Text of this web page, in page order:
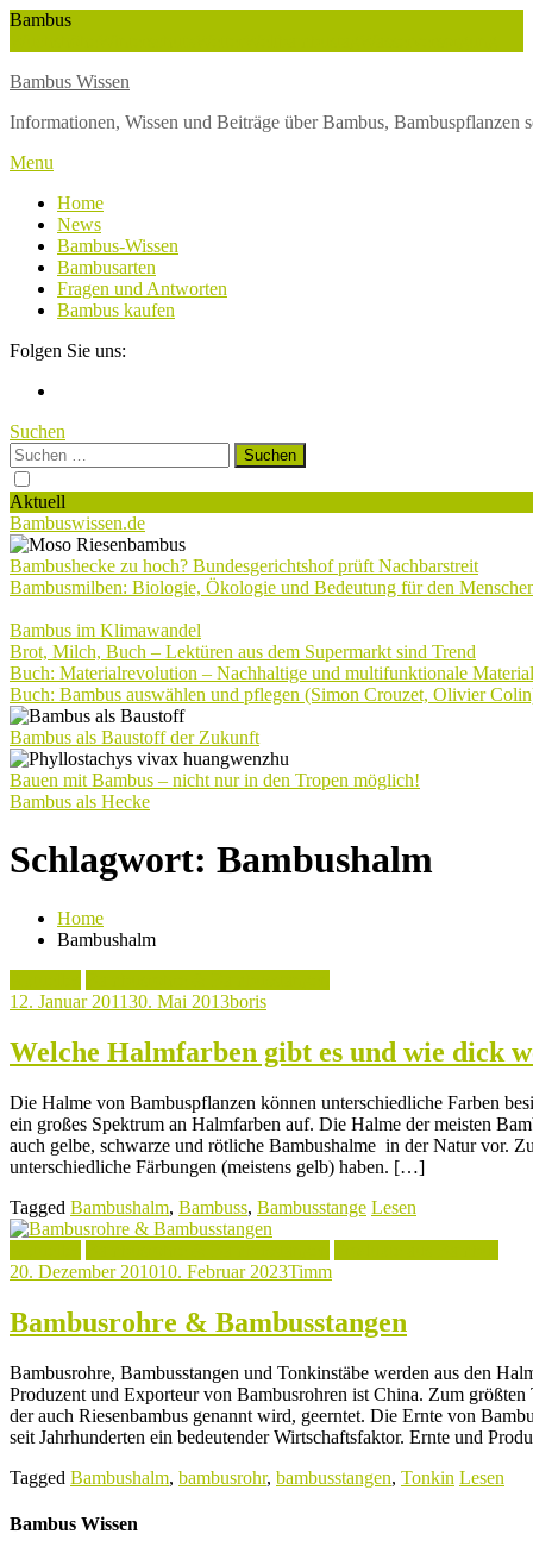
Skip
Bambus
Bambus Wissen
Informationen, Wissen und Beiträge über Bambus,
Menu
Home
News
Bambus-Wissen
Bambusarten
Fragen und Antworten
Bambus kaufen
Folgen Sie uns:
Suchen
Suchen
nach:
Aktuell
Bambuswissen.de
Bambushecke zu hoch? Bundesgerichtshof prüft Nachbarstreit
Bambusmilben: Biologie, Ökologie und Bedeutung für den
Bambus im Klimawandel
Brot, Milch, Buch – Lektüren aus dem Supermarkt sind Trend
Buch: Materialrevolution – Nachhaltige und multifunktionale
Buch: Bambus auswählen und pflegen (Simon Crouzet, Olivier
Bambus als Baustoff der Zukunft
Bauen mit Bambus – nicht nur in den Tropen möglich!
Bambus als Hecke
Schlagwort: Bambushalm
Home
Bambushalm
12. Januar 201130. Mai 2013boris
Welche Halmfarben gibt es und wie dick
Die Halme von Bambuspflanzen können unterschiedliche Farben
ein großes Spektrum an Halmfarben auf. Die Halme der meisten
auch gelbe, schwarze und rötliche Bambushalme in der Natur vor.
unterschiedliche Färbungen (meistens gelb) haben. […]
Tagged Bambushalm, Bambuss, Bambusstange Lesen
20. Dezember 201010. Februar 2023Timm
Bambusrohre & Bambusstangen
Bambusrohre, Bambusstangen und Tonkinstäbe werden aus den
Produzent und Exporteur von Bambusrohren ist China. Zum
der auch Riesenbambus genannt wird, geerntet. Die Ernte von
seit Jahrhunderten ein bedeutender Wirtschaftsfaktor. Ernte und
Tagged Bambushalm, bambusrohr, bambusstangen, Tonkin Lesen
Bambus Wissen